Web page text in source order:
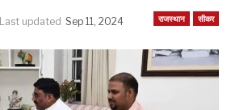
राजस्थान सीकर
Last updated Sep 11, 2024